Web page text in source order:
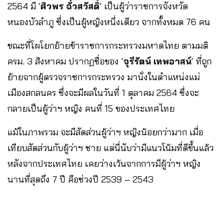
2564 มี ‘ศิวพร ฉั่วสวัสดิ์‘ เป็นผู้ว่าราชการจังหวัด
หนองบัวลำภู ซึ่งเป็นผู้หญิงหนึ่งเดียว จากทั้งหมด 76 คน
ขณะที่โผโยกย้ายข้าราชการกระทรวงมหาดไทย ตามมติ
ครม. 3 สิงหาคม ปรากฏชื่อของ ‘จุรีรัตน์ เทพอาสน์‘ ที่ถูก
ย้ายจากผู้ตรวจราชการกระทรวง มานั่งในตำแหน่งแม่
เมืองสกลนคร ซึ่งจะมีผลในวันที่ 1 ตุลาคม 2564 ซึ่งจะ
กลายเป็นผู้ว่าฯ หญิง คนที่ 15 ของประเทศไทย
แม้ในภาพรวม จะมีสัดส่วนผู้ว่าฯ หญิงน้อยกว่ามาก เมื่อ
เทียบสัดส่วนกับผู้ว่าฯ ชาย แต่นี่นับว่ามีแนวโน้มที่ดีขึ้นแล้ว
หลังจากประเทศไทย เคยว่างเว้นจากการมีผู้ว่าฯ หญิง
นานที่สุดถึง 7 ปี คือช่วงปี 2539 – 2543